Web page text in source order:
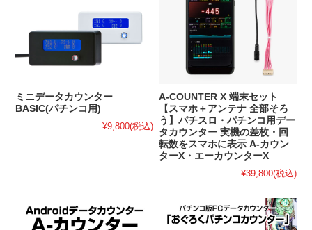
ミニデータカウンター
BASIC(パチンコ用)
¥9,800(税込)
A-COUNTER X 端末セット
【スマホ＋アンテナ 全部そろ
う】パチスロ・パチンコ用デー
タカウンター 実機の差枚・回
転数をスマホに表示 A-カウン
ターX・エーカウンターX
¥39,800(税込)